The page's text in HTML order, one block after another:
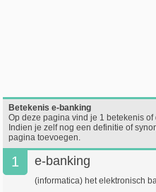
Betekenis e-banking
Op deze pagina vind je 1 betekenis
Indien je zelf nog een definitie of
pagina toevoegen.
1 e-banking
(informatica) het elektronisch